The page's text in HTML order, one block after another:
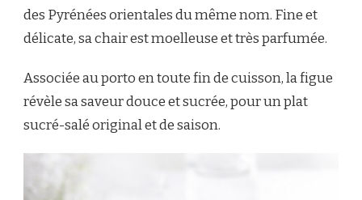
des Pyrénées orientales du même nom. Fine et
délicate, sa chair est moelleuse et très parfumée.
Associée au porto en toute fin de cuisson, la figue
révèle sa saveur douce et sucrée, pour un plat
sucré-salé original et de saison.